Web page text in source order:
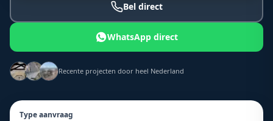
Bel direct
WhatsApp direct
Recente projecten door heel Nederland
Type aanvraag